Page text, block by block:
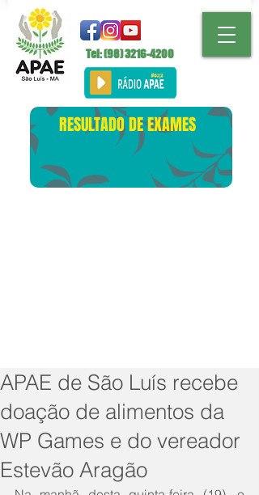
Tel: (98)3216-4200
RESULTADO DE EXAMES
APAE de São Luís recebe
doação de alimentos da
WP Games e do vereador
Estevão Aragão